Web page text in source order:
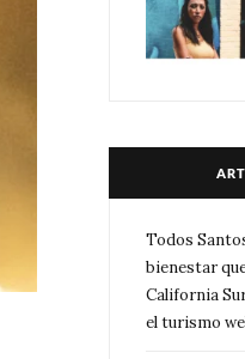
Todos
bienestar
California
el turismo